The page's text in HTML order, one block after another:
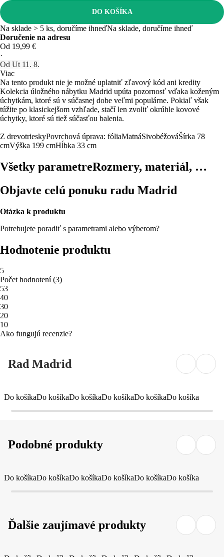
DO KOŠÍKA
Na sklade > 5 ks, doručíme ihneďNa sklade, doručíme ihneď
Doručenie na adresu
Od 19,99 €
·
Od Ut 11. 8.
Viac
Na tento produkt nie je možné uplatniť zľavový kód ani kredity
Kolekcia úložného nábytku Madrid upúta pozornosť vďaka koženým
úchytkám, ktoré sú v súčasnej dobe veľmi populárne. Pokiaľ však
túžite po klasickejšom vzhľade, stačí len zvoliť okrúhle kovové
úchytky, ktoré sú tiež súčasťou balenia.
Z drevotrieskyPovrchová úprava: fóliaMatnáSivobéžováŠírka 78
cmVýška 199 cmHĺbka 33 cm
Všetky parametreRozmery, materiál, …
Objavte celú ponuku radu Madrid
Otázka k produktu
Potrebujete poradiť s parametrami alebo výberom?
Hodnotenie produktu
5
Počet hodnotení(3)
53
40
30
20
10
Ako fungujú recenzie?
Rad Madrid
Do košíkaDo košíkaDo košíkaDo košíkaDo košíkaDo košíka
Podobné produkty
Do košíkaDo košíkaDo košíkaDo košíkaDo košíkaDo košíka
Ďalšie zaujímavé produkty